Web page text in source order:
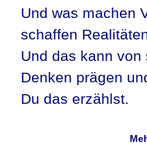
Und was machen
schaffen
Und das kann
Denken prägen
Du das erzählst.